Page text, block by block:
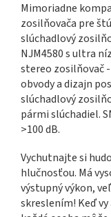
Mimoriadne
zosilňovača pre
slúchadlový
NJM4580 s ultra
stereo zosilňovač
obvody a dizajn
slúchadlový
pármi slúchadiel.
>100 dB.
Vychutnajte si
hlučnosťou. Má
výstupný výkon,
skreslením! Keď